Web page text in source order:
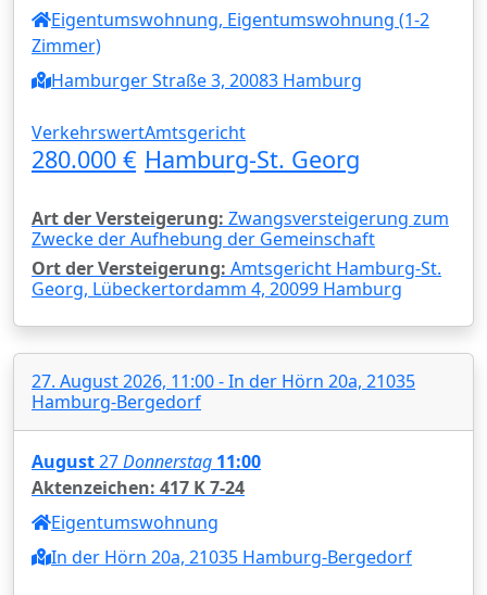
Eigentumswohnung, Eigentumswohnung (1-2
Zimmer)
Hamburger Straße 3, 20083 Hamburg
Verkehrswert
280.000 €
Amtsgericht
Hamburg-St. Georg
Art der Versteigerung: Zwangsversteigerung zum
Zwecke der Aufhebung der Gemeinschaft
Ort der Versteigerung: Amtsgericht Hamburg-St.
Georg, Lübeckertordamm 4, 20099 Hamburg
27. August 2026, 11:00 - In der Hörn 20a, 21035
Hamburg-Bergedorf
August27Donnerstag 11:00
Aktenzeichen: 417 K 7-24
Eigentumswohnung
In der Hörn 20a, 21035 Hamburg-Bergedorf